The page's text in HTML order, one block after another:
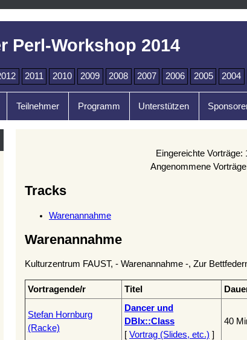
Perl-Workshop 2014
2011 2010 2009 2008 2007 2006 2005 2004
Teilnehmer Programm Unterstützen
Eingereichte Vorträge:
Angenommene
Tracks
Warenannahme
Warenannahme
Kulturzentrum FAUST, - Warenannahme -, Zur
Vortragende/r Titel
Stefan Hornburg
(‎Racke‎)
‎Dancer und
DBIx::Class‎
[ Vortrag (Slides, etc.) ]
40